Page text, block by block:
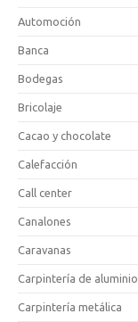
Automoción
Banca
Bodegas
Bricolaje
Cacao y chocolate
Calefacción
Call center
Canalones
Caravanas
Carpintería de aluminio
Carpintería metálica